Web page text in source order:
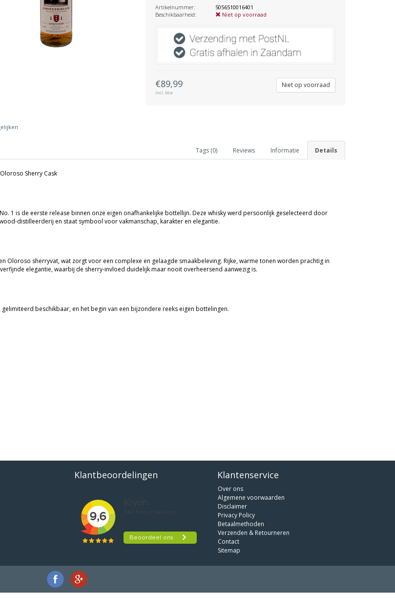
Artikelnummer:
5056510016401
Beschikbaarheid:
Niet op voorraad
€89,99
Incl. btw
Niet op voorraad
Details
Informatie
Reviews
Tags (0)
Sherry Cask
1 is de eerste release binnen onze eigen onafhankelijke bottellijn. Deze whisky werd persoonlijk geselecteerd door
distilleerderij en staat symbool voor vakmanschap, karakter en elegantie.
Oloroso sherryvat, wat zorgt voor een complexe en gelaagde smaakbeleving. Rijke, warme tonen worden prachtig in
elegantie, waarbij de sherry-invloed duidelijk maar nooit overheersend aanwezig is.
gelimiteerd beschikbaar, en het begin van een bijzondere reeks eigen bottelingen.
Klantbeoordelingen Klantenservice
Over ons
Algemene voorwaarden
Disclaimer
Privacy Policy
Betaalmethoden
Verzenden & Retourneren
Contact
Sitemap